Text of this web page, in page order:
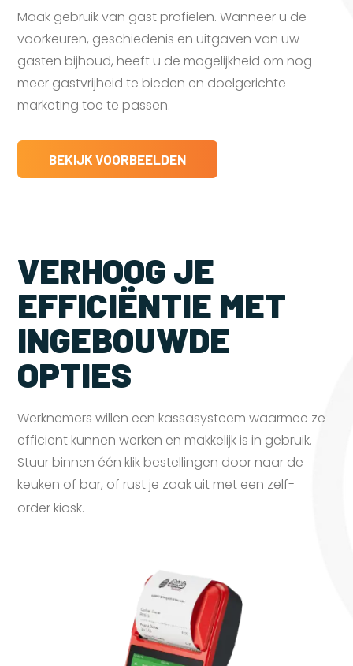
Maak gebruik van gast profielen. Wanneer u de
voorkeuren, geschiedenis en uitgaven van uw
gasten bijhoud, heeft u de mogelijkheid om nog
meer gastvrijheid te bieden en doelgerichte
marketing toe te passen.
BEKIJK VOORBEELDEN
VERHOOG JE
EFFICIËNTIE MET
INGEBOUWDE
OPTIES
Werknemers willen een kassasysteem waarmee ze
efficient kunnen werken en makkelijk is in gebruik.
Stuur binnen één klik bestellingen door naar de
keuken of bar, of rust je zaak uit met een zelf-
order kiosk.